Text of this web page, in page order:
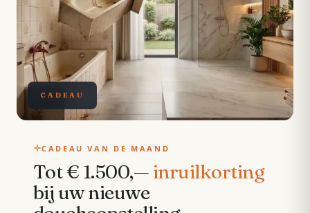
CADEAU
CADEAU VAN DE MAAND
Tot € 1.500,— inruilkorting
bij uw nieuwe